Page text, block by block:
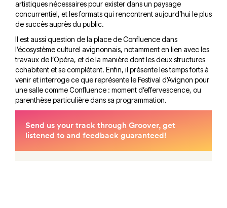
artistiques nécessaires pour exister dans un paysage
concurrentiel, et les formats qui rencontrent aujourd’hui le plus
de succès auprès du public.
Il est aussi question de la place de Confluence dans
l’écosystème culturel avignonnais, notamment en lien avec les
travaux de l’Opéra, et de la manière dont les deux structures
cohabitent et se complètent. Enfin, il présente les temps forts à
venir et interroge ce que représente le Festival d’Avignon pour
une salle comme Confluence : moment d’effervescence, ou
parenthèse particulière dans sa programmation.